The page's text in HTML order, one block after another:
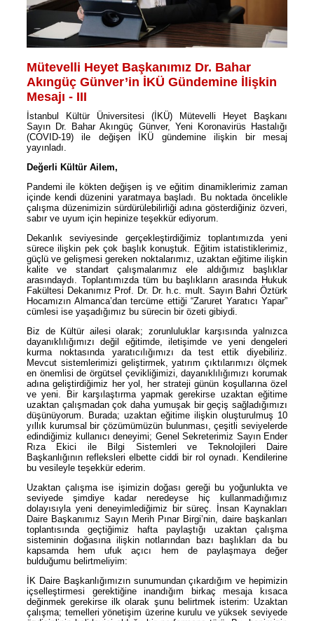
Mütevelli Heyet Başkanımız Dr. Bahar
Akıngüç Günver’in İKÜ Gündemine İlişkin
Mesajı - III
İstanbul Kültür Üniversitesi (İKÜ) Mütevelli Heyet Başkanı
Sayın Dr. Bahar Akıngüç Günver, Yeni Koronavirüs Hastalığı
(COVID-19) ile değişen İKÜ gündemine ilişkin bir mesaj
yayınladı.
Değerli Kültür Ailem,
Pandemi ile kökten değişen iş ve eğitim dinamiklerimiz zaman
içinde kendi düzenini yaratmaya başladı. Bu noktada öncelikle
çalışma düzenimizin sürdürülebilirliği adına gösterdiğiniz özveri,
sabır ve uyum için hepinize teşekkür ediyorum.
Dekanlık seviyesinde gerçekleştirdiğimiz toplantımızda yeni
sürece ilişkin pek çok başlık konuştuk. Eğitim istatistiklerimiz,
güçlü ve gelişmesi gereken noktalarımız, uzaktan eğitime ilişkin
kalite ve standart çalışmalarımız ele aldığımız başlıklar
arasındaydı. Toplantımızda tüm bu başlıkların arasında Hukuk
Fakültesi Dekanımız Prof. Dr. Dr. h.c. mult. Sayın Bahri Öztürk
Hocamızın Almanca’dan tercüme ettiği “Zaruret Yaratıcı Yapar”
cümlesi ise yaşadığımız bu sürecin bir özeti gibiydi.
Biz de Kültür ailesi olarak; zorunluluklar karşısında yalnızca
dayanıklılığımızı değil eğitimde, iletişimde ve yeni dengeleri
kurma noktasında yaratıcılığımızı da test ettik diyebiliriz.
Mevcut sistemlerimizi geliştirmek, yatırım çıktılarımızı ölçmek
en önemlisi de örgütsel çevikliğimizi, dayanıklılığımızı korumak
adına geliştirdiğimiz her yol, her strateji günün koşullarına özel
ve yeni. Bir karşılaştırma yapmak gerekirse uzaktan eğitime
uzaktan çalışmadan çok daha yumuşak bir geçiş sağladığımızı
düşünüyorum. Burada; uzaktan eğitime ilişkin oluşturulmuş 10
yıllık kurumsal bir çözümümüzün bulunması, çeşitli seviyelerde
edindiğimiz kullanıcı deneyimi; Genel Sekreterimiz Sayın Ender
Rıza Ekici ile Bilgi Sistemleri ve Teknolojileri Daire
Başkanlığının refleksleri elbette ciddi bir rol oynadı. Kendilerine
bu vesileyle teşekkür ederim.
Uzaktan çalışma ise işimizin doğası gereği bu yoğunlukta ve
seviyede şimdiye kadar neredeyse hiç kullanmadığımız
dolayısıyla yeni deneyimlediğimiz bir süreç. İnsan Kaynakları
Daire Başkanımız Sayın Merih Pınar Birgi’nin, daire başkanları
toplantısında geçtiğimiz hafta paylaştığı uzaktan çalışma
sisteminin doğasına ilişkin notlarından bazı başlıkları da bu
kapsamda hem ufuk açıcı hem de paylaşmaya değer
bulduğumu belirtmeliyim:
İK Daire Başkanlığımızın sunumundan çıkardığım ve hepimizin
içselleştirmesi gerektiğine inandığım birkaç mesaja kısaca
değinmek gerekirse ilk olarak şunu belirtmek isterim: Uzaktan
çalışma; temelleri yönetişim üzerine kurulu ve yüksek seviyede